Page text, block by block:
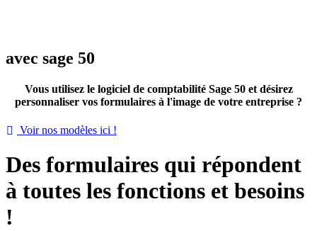
avec sage 50
Vous utilisez le logiciel de comptabilité Sage 50 et désirez
personnaliser vos formulaires à l'image de votre entreprise ?
 Voir nos modèles ici !
Des formulaires qui répondent
à toutes les fonctions et besoins
!